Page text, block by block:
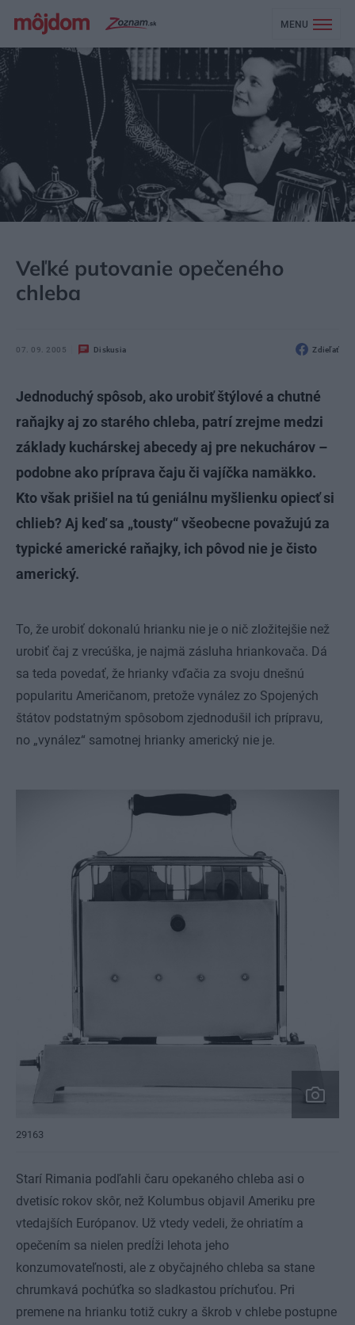
MENU
Veľké putovanie opečeného
chleba
07. 09. 2005 Diskusia Zdieľať
Jednoduchý spôsob, ako urobiť štýlové a chutné
raňajky aj zo starého chleba, patrí zrejme medzi
základy kuchárskej abecedy aj pre nekuchárov –
podobne ako príprava čaju či vajíčka namäkko.
Kto však prišiel na tú geniálnu myšlienku opiecť si
chlieb? Aj keď sa „tousty“ všeobecne považujú za
typické americké raňajky, ich pôvod nie je čisto
americký.
To, že urobiť dokonalú hrianku nie je o nič zložitejšie než
urobiť čaj z vrecúška, je najmä zásluha hriankovača. Dá
sa teda povedať, že hrianky vďačia za svoju dnešnú
popularitu Američanom, pretože vynález zo Spojených
štátov podstatným spôsobom zjednodušil ich prípravu,
no „vynález“ samotnej hrianky americký nie je.
29163
Starí Rimania podľahli čaru opekaného chleba asi o
dvetisíc rokov skôr, než Kolumbus objavil Ameriku pre
vtedajších Európanov. Už vtedy vedeli, že ohriatím a
opečením sa nielen predĺži lehota jeho
konzumovateľnosti, ale z obyčajného chleba sa stane
chrumkavá pochúťka so sladkastou príchuťou. Pri
premene na hrianku totiž cukry a škrob v chlebe postupne